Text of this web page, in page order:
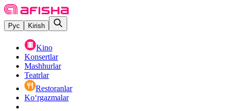
Рус Kirish
Kino
Konsertlar
Mashhurlar
Teatrlar
Restoranlar
Ko‘rgazmalar